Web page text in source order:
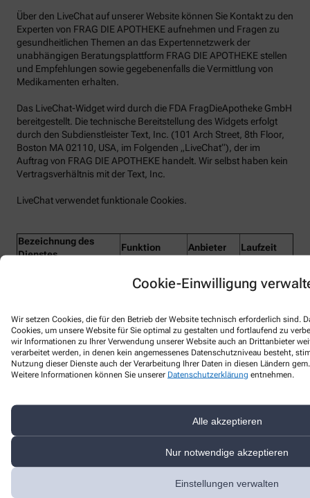
Cookie-Einwilligung
Wir setzen Cookies, die für den Betrieb der Website technisch erforderlich sind.
Cookies, um unsere Website für Sie optimal zu gestalten und fortlaufend zu
wir Informationen zu Ihrer Verwendung unserer Website auch an Drittanbieter
verarbeitet werden, in denen kein angemessenes Datenschutzniveau besteht,
Nutzung dieser Dienste auch der Verarbeitung Ihrer Daten in diesen Ländern
Weitere Informationen können Sie unserer Datenschutzerklärung entnehmen.
Alle akzeptieren
Nur notwendige akzeptieren
Einstellungen verwalten
Über den LiveChat auf unserer Website können Sie Kontakt zu den
Experten von FRAG DIE APOTHEKE aufnehmen und Fragen zu
gesundheitlichen Themen an das Expertennetzwerk der
unabhängigen Beratungsplattform FRAG DIE APOTHEKE stellen
und Empfehlungen sowie gegebenenfalls die Vermittlung von
Medikamenten erhalten.
Das LiveChat-Widget wird durch die FDA FragDieApotheke GmbH
bereitgestellt. Die technische Bereitstellung des Widgets erfolgt
durch den Subdienstleister Text, Inc. (101 Arch Street, 8th Floor,
Boston MA 02110, USA, im Folgenden „LiveChat“), der im
Auftrag von FRAG DIE APOTHEKE handelt. Wir selbst haben kein
Vertragsverhältnis mit der Text, Inc.
LiveChat verwendet funktionale Cookies.
Bezeichnung des
Dienstes
Funktion Anbieter Laufzeit
oauth_redirect_detector
Technisches
Hilfs-Cookie,
rüft beim
Redirect die
OAuth-
LiveChat 2 Jahre